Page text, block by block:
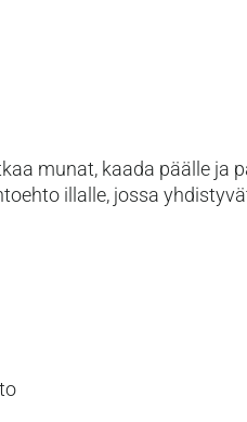
munat, kaada päälle ja
illalle, jossa